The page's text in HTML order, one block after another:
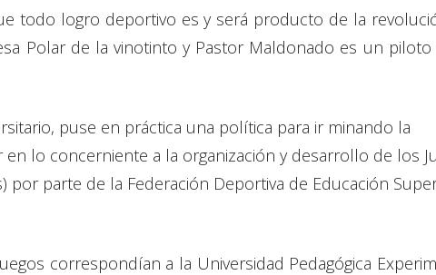
todo logro deportivo es y será producto de la
Polar de la vinotinto y Pastor Maldonado es un piloto
puse en práctica una política para ir minando la
lo concerniente a la organización y desarrollo de los
por parte de la Federación Deportiva de Educación
correspondían a la Universidad Pedagógica